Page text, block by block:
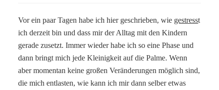
Vor ein paar Tagen habe ich hier geschrieben, wie gestresst
ich derzeit bin und dass mir der Alltag mit den Kindern
gerade zusetzt. Immer wieder habe ich so eine Phase und
dann bringt mich jede Kleinigkeit auf die Palme. Wenn
aber momentan keine großen Veränderungen möglich sind,
die mich entlasten, wie kann ich mir dann selber etwas